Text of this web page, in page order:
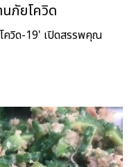
ภัยโควิด
ควิด-19' เปิดสรรพคุณ